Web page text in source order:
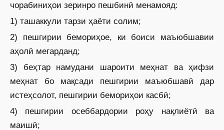
чорабиниҳои зеринро пешбинӣ менамояд:
1) ташаккули тарзи ҳаёти солим;
2) пешгирии бемориҳое, ки боиси маъюбшавии
аҳолӣ мегарданд;
3) беҳтар намудани шароити меҳнат ва ҳифзи
меҳнат бо мақсади пешгирии маъюбшавӣ дар
истеҳсолот, пешгирии бемориҳои касбӣ;
4) пешгирии осеббардории роҳу нақлиётӣ ва
маишӣ;